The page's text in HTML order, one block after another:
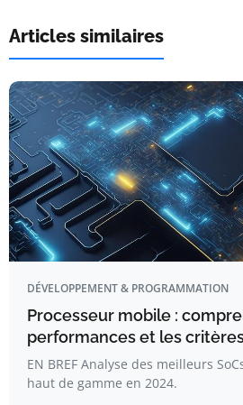
Articles similaires
DÉVELOPPEMENT & PROGRAMMATION
Processeur mobile :
performances et les
EN BREF Analyse des meilleurs
haut de gamme en 2024.